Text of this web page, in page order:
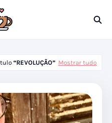
REVOLUÇÃO Mostrar tudo